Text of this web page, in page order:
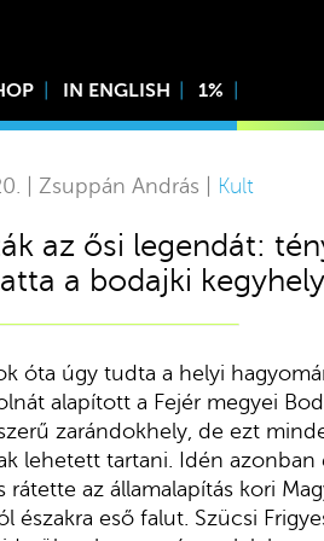
IN ENGLISH 1%
| Zsuppán András | Kult
az ősi legendát:
a bodajki
óta úgy tudta a helyi
alapított a Fejér megyei
zarándokhely, de ezt
lehetett tartani. Idén
rátette az államalapítás kori
északra eső falut. Szücsi